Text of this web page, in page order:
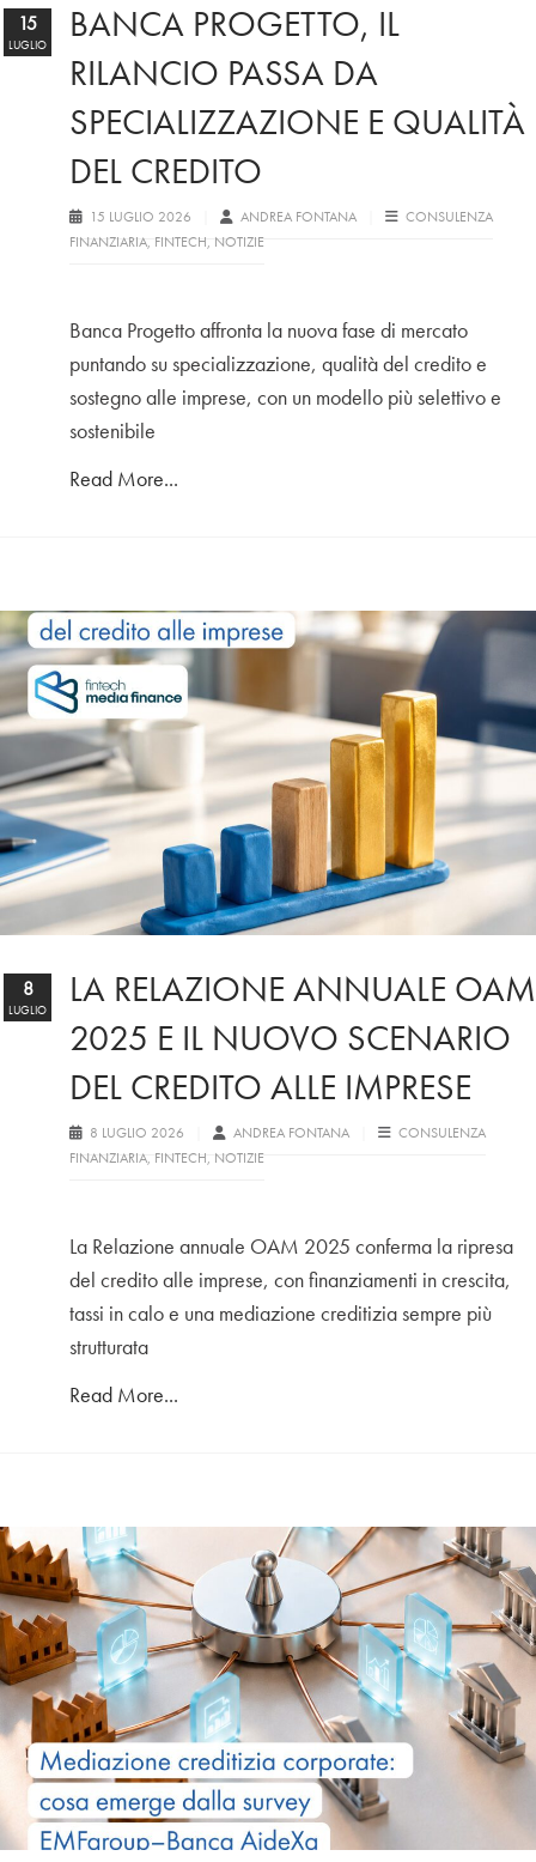
BANCA PROGETTO, IL
RILANCIO PASSA DA
SPECIALIZZAZIONE E QUALITÀ
DEL CREDITO
15 LUGLIO 2026 ANDREA FONTANA
CONSULENZA
FINANZIARIA, FINTECH, NOTIZIE
Banca Progetto affronta la nuova fase di mercato
puntando su specializzazione, qualità del credito e
sostegno alle imprese, con un modello più selettivo e
sostenibile
Read More...
15
LUGLIO
LA RELAZIONE ANNUALE OAM
2025 E IL NUOVO SCENARIO
DEL CREDITO ALLE IMPRESE
8 LUGLIO 2026 ANDREA FONTANA
CONSULENZA
FINANZIARIA, FINTECH, NOTIZIE
La Relazione annuale OAM 2025 conferma la ripresa
del credito alle imprese, con finanziamenti in crescita,
tassi in calo e una mediazione creditizia sempre più
strutturata
Read More...
8
LUGLIO